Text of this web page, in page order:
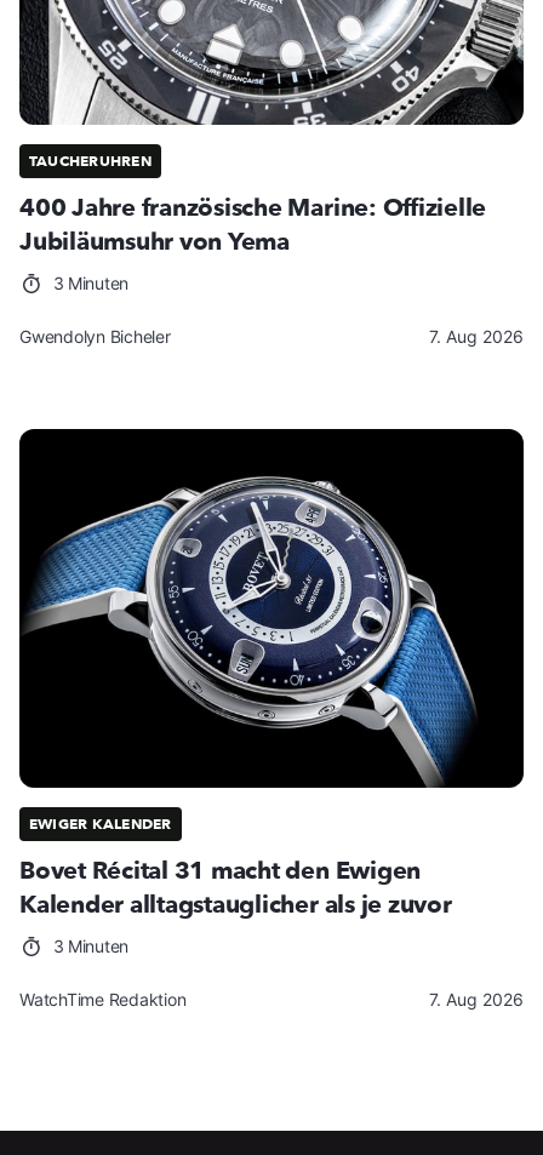
TAUCHERUHREN
400 Jahre französische Marine: Offizielle
Jubiläumsuhr von Yema
3 Minuten
Gwendolyn Bicheler 7. Aug 2026
EWIGER KALENDER
Bovet Récital 31 macht den Ewigen
Kalender alltagstauglicher als je zuvor
3 Minuten
WatchTime Redaktion 7. Aug 2026